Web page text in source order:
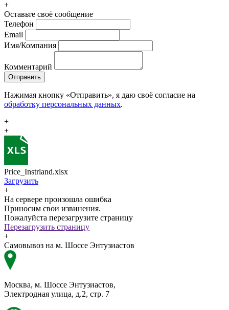
+
Оставьте своё сообщение
Телефон
Email
Имя/Компания
Комментарий
Отправить
Нажимая кнопку «Отправить», я даю своё согласие на
обработку персональных данных.
+
+
Price_Instrland.xlsx
Загрузить
+
На сервере произошла ошибка
Приносим свои извинения.
Пожалуйста перезагрузите страницу
Перезагрузить страницу
+
Самовывоз на м. Шоссе Энтузиастов
Москва, м. Шоссе Энтузиастов,
Электродная улица, д.2, стр. 7